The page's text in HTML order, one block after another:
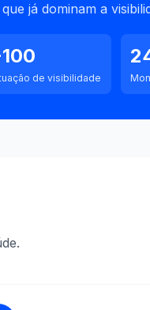
já dominam a
de visibilidade